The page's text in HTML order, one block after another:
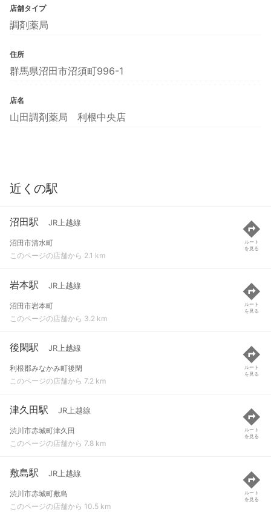
店舗タイプ
調剤薬局
住所
群馬県沼田市沼須町996-1
店名
山田調剤薬局 利根中央店
近くの駅
沼田駅 JR上越線
沼田市清水町
このページの店舗から 2.1 km
ルート
を見る
岩本駅 JR上越線
沼田市岩本町
このページの店舗から 3.2 km
ルート
を見る
後閑駅 JR上越線
利根郡みなかみ町後閑
このページの店舗から 7.2 km
ルート
を見る
津久田駅 JR上越線
渋川市赤城町津久田
このページの店舗から 7.8 km
ルート
を見る
敷島駅 JR上越線
渋川市赤城町敷島
このページの店舗から 10.5 km
ルート
を見る